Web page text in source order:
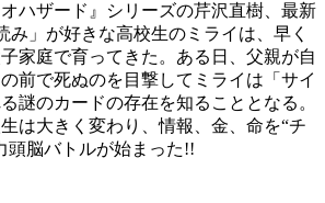
オハザード』シリーズの芹沢直樹、最新
み」が好きな高校生のミライは、早く
家庭で育ってきた。ある日、父親が自
前で死ぬのを目撃してミライは「サイ
謎のカードの存在を知ることとなる。
は大きく変わり、情報、金、命を“チ
頭脳バトルが始まった!!